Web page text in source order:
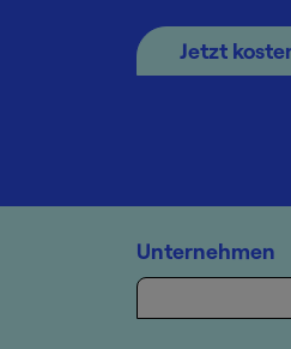
Jetzt
Unternehmen